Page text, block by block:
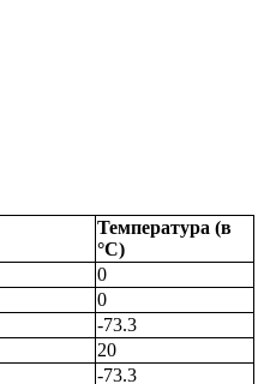
Температура (в
°С)
0
0
-73.3
20
-73.3